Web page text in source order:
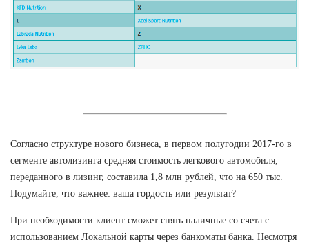
Согласно структуре нового бизнеса, в первом полугодии 2017-го в
сегменте автолизинга средняя стоимость легкового автомобиля,
переданного в лизинг, составила 1,8 млн рублей, что на 650 тыс.
Подумайте, что важнее: ваша гордость или результат?
При необходимости клиент сможет снять наличные со счета с
использованием Локальной карты через банкоматы банка. Несмотря